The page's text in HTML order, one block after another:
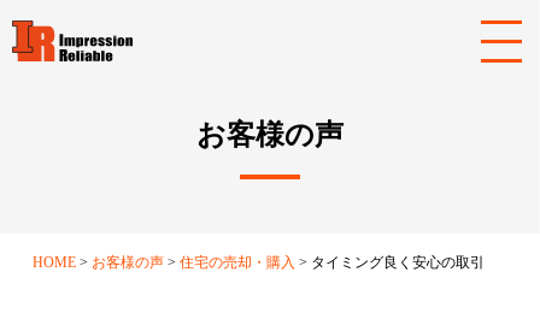
お客様の声
HOME お客様の声 住宅の売却・購入 タイミング良く安心の取引